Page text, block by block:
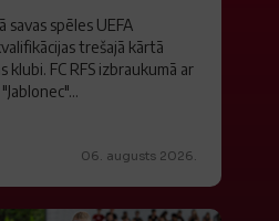
spēles UEFA
trešajā kārtā
klubi. FC RFS izbraukumā ar
06. augusts 2026.